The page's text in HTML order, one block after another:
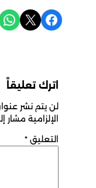
Share on Facebook
Share on X
Share on WhatsApp
اترك تعليقاً
لن يتم نشر
الإلزامية مشار
التعليق*